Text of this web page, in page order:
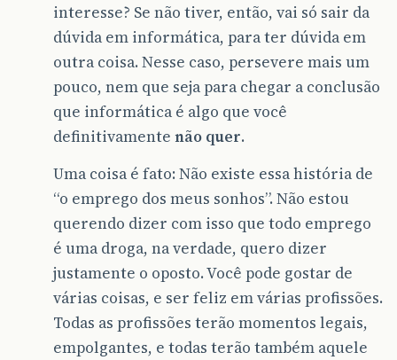
interesse? Se não tiver, então, vai só sair da
dúvida em informática, para ter dúvida em
outra coisa. Nesse caso, persevere mais um
pouco, nem que seja para chegar a conclusão
que informática é algo que você
definitivamente não quer.
Uma coisa é fato: Não existe essa história de
“o emprego dos meus sonhos”. Não estou
querendo dizer com isso que todo emprego
é uma droga, na verdade, quero dizer
justamente o oposto. Você pode gostar de
várias coisas, e ser feliz em várias profissões.
Todas as profissões terão momentos legais,
empolgantes, e todas terão também aquele